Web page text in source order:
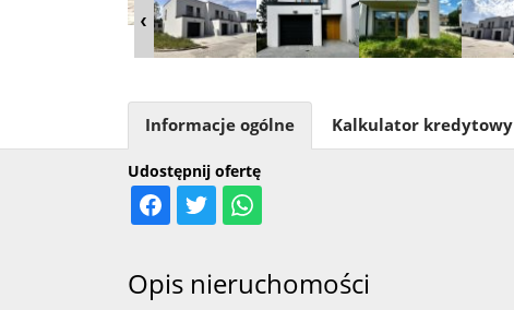
Udostępnij ofertę
Informacje ogólne Kalkulator kredytowy
Opis nieruchomości